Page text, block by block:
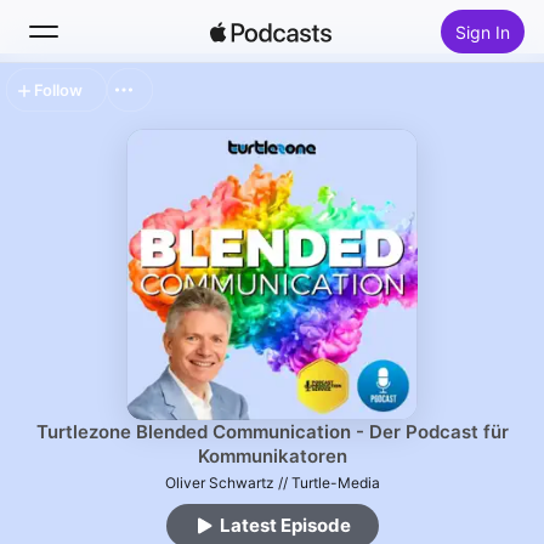
Sign In
Top Charts
Turtlezone Blended Communication - Der Podcast für
Kommunikatoren
Oliver Schwartz // Turtle-Media
Latest Episode
Follow